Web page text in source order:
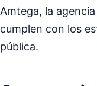
Amtega, la
cumplen con los
pública.